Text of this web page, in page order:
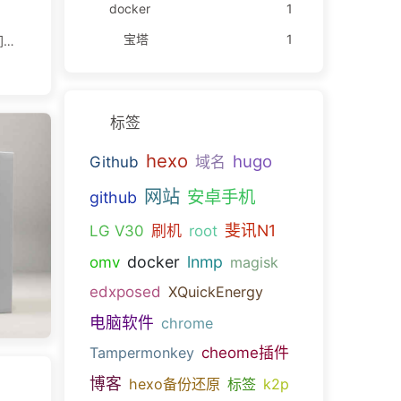
docker
1
宝塔
1
标签
Github hexo 域名 hugo
github 网站 安卓手机
LG V30 刷机 root 斐讯N1
omv docker lnmp magisk
edxposed XQuickEnergy
电脑软件 chrome
Tampermonkey cheome插件
博客 hexo备份还原 标签 k2p